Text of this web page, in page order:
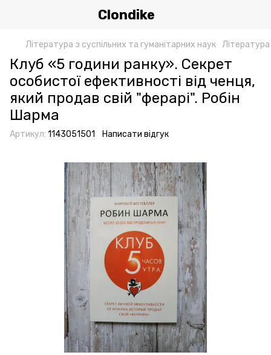
Clondike
Література з суспільних та гуманітарних наук
Клуб «5 години ранку». Секрет
особистої ефективності від ченця,
який продав свій "ферарі". Робін
Шарма
Артикул: 1143051501 Написати відгук